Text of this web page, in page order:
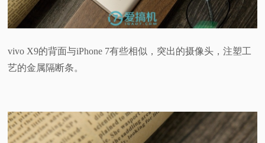
vivo X9的背面与iPhone 7有些相似，突出的摄像头，注塑工
艺的金属隔断条。